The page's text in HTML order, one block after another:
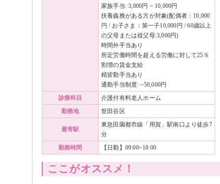
家族手当: 3,000円 ~ 10,000円
扶養義務がある方が対象(配偶者：10,000
円 / お子さま：第一子10,000円 / 60歳以上
の父母または祖父母:3,000円)
時間外手当あり
所定労働時間を超える労働に対して25％
割増の賃金支給
精皆勤手当あり
通勤手当制度: ~50,000円
診療科目
介護付有料老人ホーム
勤務地
世田谷区
最寄駅
東急田園都市線「用賀」駅南口より徒歩7
分
勤務時間
【日勤】09:00~18:00
ここがオススメ！